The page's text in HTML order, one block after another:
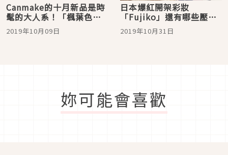
Canmake的十月新品是時
髦的大人系！「楓葉色」
腮紅霜、唇彩，本秋絕對
要入手！
2019年10月09日
日本爆紅開架彩妝
「Fujiko」還有哪些壓箱
寶商品好買？總之跟上就
對了
2019年10月31日
妳可能會喜歡